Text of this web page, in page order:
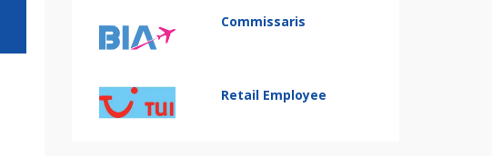
Commissaris
Retail Employee